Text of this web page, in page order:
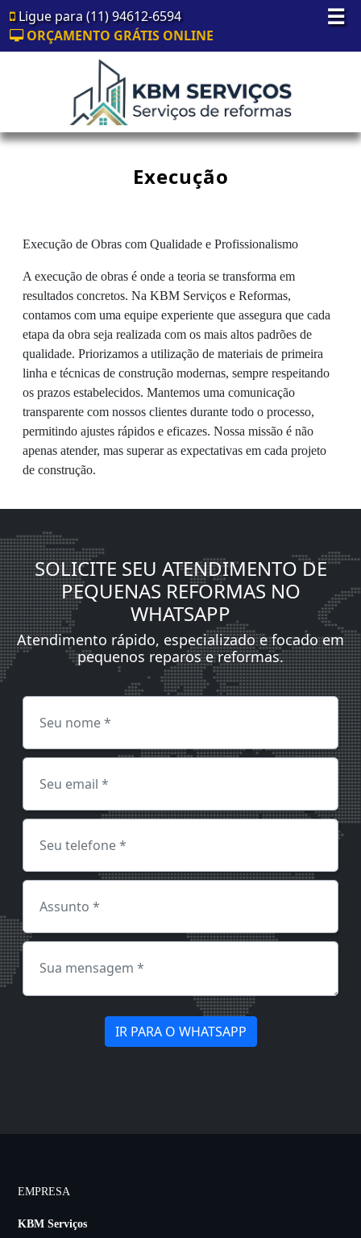
☰
Ligue para (11) 94612-6594
ORÇAMENTO GRÁTIS ONLINE
Execução
Execução de Obras com Qualidade e Profissionalismo
A execução de obras é onde a teoria se transforma em
resultados concretos. Na KBM Serviços e Reformas,
contamos com uma equipe experiente que assegura que cada
etapa da obra seja realizada com os mais altos padrões de
qualidade. Priorizamos a utilização de materiais de primeira
linha e técnicas de construção modernas, sempre respeitando
os prazos estabelecidos. Mantemos uma comunicação
transparente com nossos clientes durante todo o processo,
permitindo ajustes rápidos e eficazes. Nossa missão é não
apenas atender, mas superar as expectativas em cada projeto
de construção.
SOLICITE SEU ATENDIMENTO DE
PEQUENAS REFORMAS NO
WHATSAPP
Atendimento rápido, especializado e focado em
pequenos reparos e reformas.
IR PARA O WHATSAPP
EMPRESA
KBM Serviços